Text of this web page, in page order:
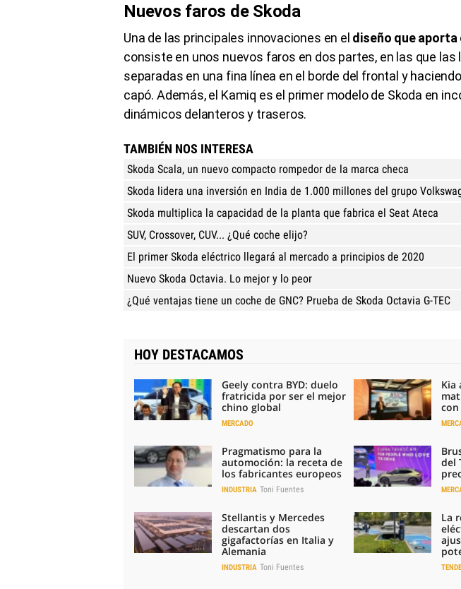
Nuevos faros de Skoda
Una de las principales innovaciones en el diseño que aporta
consiste en unos nuevos faros en dos partes, en las que
separadas en una fina línea en el borde del frontal y
capó. Además, el Kamiq es el primer modelo de Skoda en
dinámicos delanteros y traseros.
TAMBIÉN NOS INTERESA
Skoda Scala, un nuevo compacto rompedor de la marca checa
Skoda lidera una inversión en India de 1.000 millones del grupo
Skoda multiplica la capacidad de la planta que fabrica el Seat Ateca
SUV, Crossover, CUV... ¿Qué coche elijo?
El primer Skoda eléctrico llegará al mercado a principios de 2020
Nuevo Skoda Octavia. Lo mejor y lo peor
¿Qué ventajas tiene un coche de GNC? Prueba de Skoda Octavia G-TEC
HOY DESTACAMOS
Geely contra BYD: duelo
fratricida por ser el mejor
chino global
MERCADO
Kia
con
Pragmatismo para la
automoción: la receta de
los fabricantes europeos
INDUSTRIA Toni Fuentes
del
Stellantis y Mercedes
descartan dos
gigafactorías en Italia y
Alemania
INDUSTRIA Toni Fuentes
La